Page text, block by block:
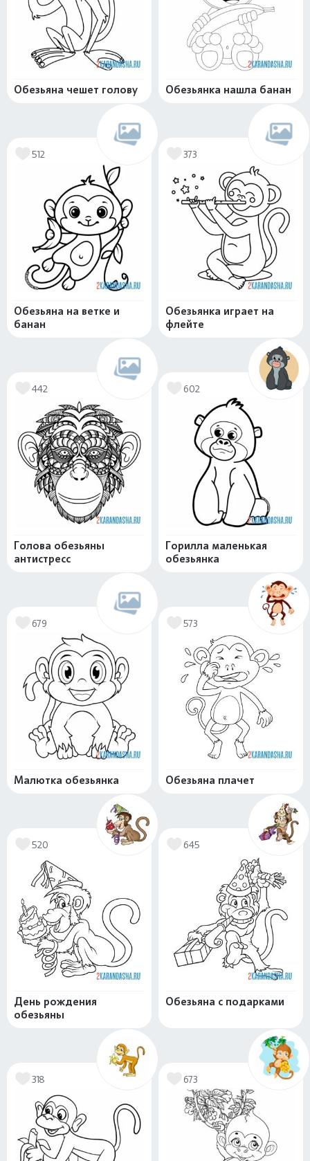
Обезьяна чешет голову Обезьянка нашла банан
512
Обезьяна на ветке и
банан
373
Обезьянка играет на
флейте
442
Голова обезьяны
антистресс
602
Горилла маленькая
обезьянка
679
Малютка обезьянка
573
Обезьяна плачет
520
День рождения
обезьяны
645
Обезьяна с подарками
318 673